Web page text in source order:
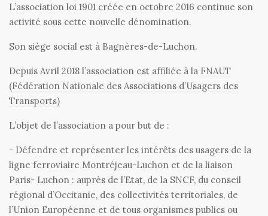
L’association loi 1901 créée en octobre 2016 continue son
activité sous cette nouvelle dénomination.
Son siège social est à Bagnères-de-Luchon.
Depuis Avril 2018 l’association est affiliée à la FNAUT
(Fédération Nationale des Associations d’Usagers des
Transports)
L’objet de l’association a pour but de :
- Défendre et représenter les intérêts des usagers de la
ligne ferroviaire Montréjeau-Luchon et de la liaison
Paris- Luchon : auprès de l’Etat, de la SNCF, du conseil
régional d’Occitanie, des collectivités territoriales, de
l’Union Européenne et de tous organismes publics ou